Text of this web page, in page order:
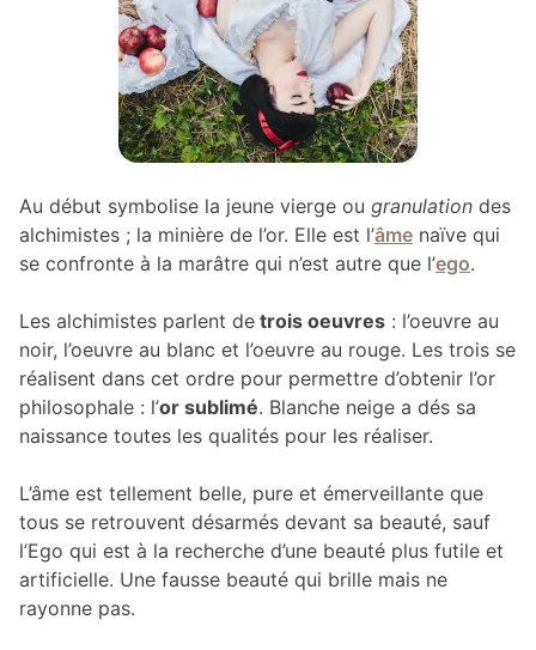
Au début symbolise la jeune vierge ou granulation des
alchimistes ; la minière de l’or. Elle est l’âme naïve qui
se confronte à la marâtre qui n’est autre que l’ego.
Les alchimistes parlent de trois oeuvres : l’oeuvre au
noir, l’oeuvre au blanc et l’oeuvre au rouge. Les trois se
réalisent dans cet ordre pour permettre d’obtenir l’or
philosophale : l’or sublimé. Blanche neige a dés sa
naissance toutes les qualités pour les réaliser.
L’âme est tellement belle, pure et émerveillante que
tous se retrouvent désarmés devant sa beauté, sauf
l’Ego qui est à la recherche d’une beauté plus futile et
artificielle. Une fausse beauté qui brille mais ne
rayonne pas.